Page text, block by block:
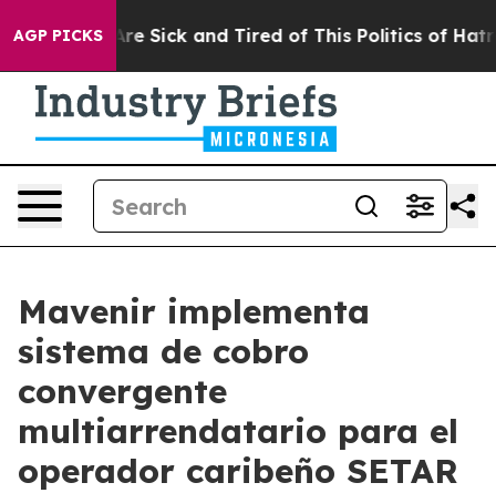
AGP PICKSAre Sick and Tired of This Politics of Hatred”
Mavenir implementa
sistema de cobro
convergente
multiarrendatario para el
operador caribeño SETAR